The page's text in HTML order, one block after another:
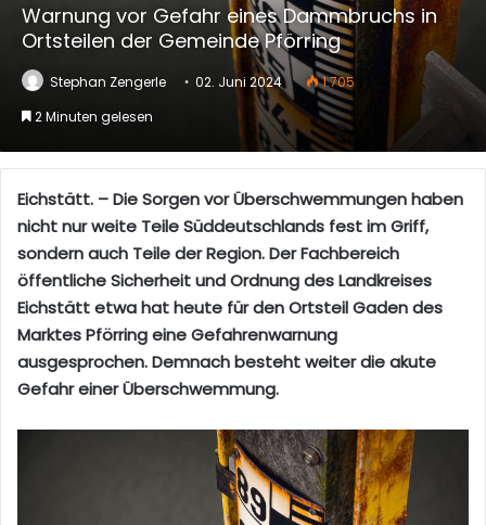
Warnung vor Gefahr eines Dammbruchs in
Ortsteilen der Gemeinde Pförring
Stephan Zengerle 02. Juni 2024
1.705
2 Minuten gelesen
Eichstätt. – Die Sorgen vor Überschwemmungen haben
nicht nur weite Teile Süddeutschlands fest im Griff,
sondern auch Teile der Region. Der Fachbereich
öffentliche Sicherheit und Ordnung des Landkreises
Eichstätt etwa hat heute für den Ortsteil Gaden des
Marktes Pförring eine Gefahrenwarnung
ausgesprochen. Demnach besteht weiter die akute
Gefahr einer Überschwemmung.